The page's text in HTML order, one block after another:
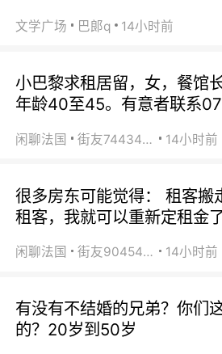
文学广场 巴郞q 14小时前
小巴黎求租居留，女，餐馆
年龄40至45。有意者联系
闲聊法国 街友74434350 14小时前
很多房东可能觉得： 租客搬
租客，我就可以重新定租金
闲聊法国 街友90454511 14小时前
有没有不结婚的兄弟？你们
的？20岁到50岁